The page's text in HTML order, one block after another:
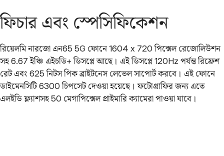
ফিচার এবং স্পেসিফিকেশন
রিয়েলমি নারজো এন65 5G ফোনে 1604 x 720 পিক্সেল রেজোলিউশন
সহ 6.67 ইঞ্চি এইচডি+ ডিসপ্লে আছে। এই ডিসপ্লে 120Hz পর্যন্ত রিফ্রেশ
রেট এবং 625 নিটস পিক ব্রাইটনেস লেভেল সাপোর্ট করবে। এই ফোনে
ডাইমেনসিটি 6300 চিপসেট দেওয়া হয়েছে। ফটোগ্রাফির জন্য এতে
এলইডি ফ্ল্যাশসহ 50 মেগাপিক্সেল প্রাইমারি ক্যামেরা পাওয়া যাবে।